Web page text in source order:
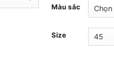
Màu sắc
Size